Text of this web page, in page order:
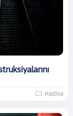
Hadisə